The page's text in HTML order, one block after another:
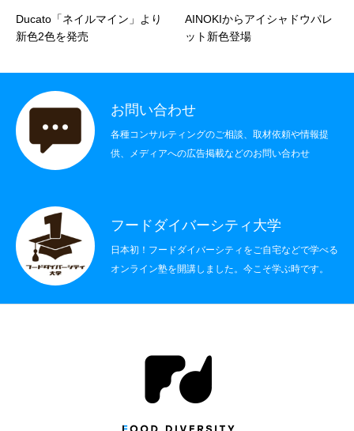
製品情報
社会制度
その他
お問い合わせ
Ducato「ネイルマイン」より
新色2色を発売
AINOKIからアイシャドウパレ
ット新色登場
お問い合わせ
各種コンサルティングのご相談、取材依頼や情報提
供、メディアへの広告掲載などのお問い合わせ
フードダイバーシティ大学
日本初！フードダイバーシティをご自宅などで学べる
オンライン塾を開講しました。今こそ学ぶ時です。